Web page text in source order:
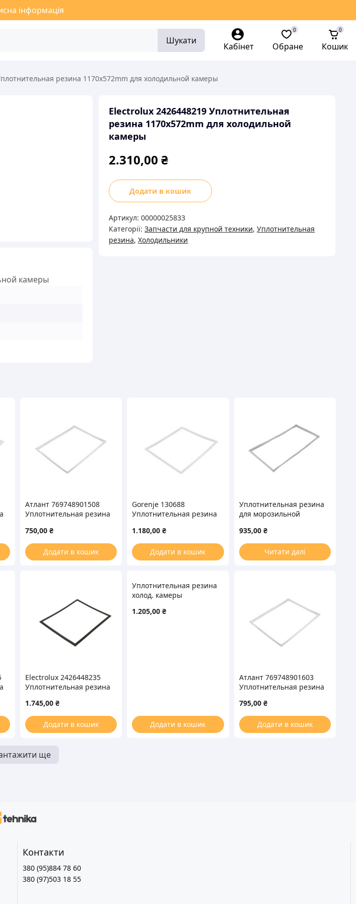
інформація
Шукати
Кабінет Обране
0
Кошик
0
резина 1170x572mm для холодильной камеры
камеры
Electrolux 2426448219 Уплотнительная
резина 1170x572mm для холодильной
камеры
2.310,00₴
Electrolux
2426448219
резина
1170x572mm
для
Додати в кошик
Артикул:00000025833
Категорії:Запчасти для крупной техники,Уплотнительная
резина,Холодильники
Атлант 769748901508
Уплотнительная резина
холодильной камеры
750,00 ₴
Додати в кошик
Gorenje 130688
Уплотнительная резина
холодильника (на
холодильную камеру)
1.180,00₴
Додати в кошик
Уплотнительная резина
для морозильной
735x575mm
935,00 ₴
Читати далі
Electrolux 2426448235
Уплотнительная резина
морозильной камеры
1.745,00 ₴
Додати в кошик
Уплотнительная резина
холод. камеры
1.205,00₴
Додати в кошик
Атлант 769748901603
Уплотнительная резина
морозильной камеры
795,00 ₴
Додати в кошик
ще
Контакти
380 (95)884 78 60
380 (97)503 18 55